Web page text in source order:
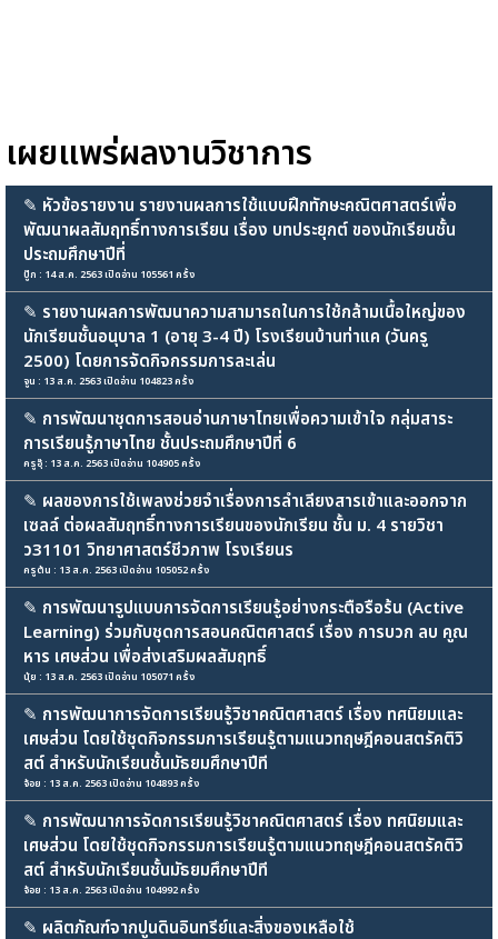
เผยแพร่ผลงานวิชาการ
✎ หัวข้อรายงาน รายงานผลการใช้แบบฝึกทักษะคณิตศาสตร์เพื่อ
พัฒนาผลสัมฤทธิ์ทางการเรียน เรื่อง บทประยุกต์ ของนักเรียนชั้น
ประถมศึกษาปีที่
ปู๊ก : 14 ส.ค. 2563 เปิดอ่าน 105561 ครั้ง
✎ รายงานผลการพัฒนาความสามารถในการใช้กล้ามเนื้อใหญ่ของ
นักเรียนชั้นอนุบาล 1 (อายุ 3-4 ปี) โรงเรียนบ้านท่าแค (วันครู
2500) โดยการจัดกิจกรรมการละเล่น
จูน : 13 ส.ค. 2563 เปิดอ่าน 104823 ครั้ง
✎ การพัฒนาชุดการสอนอ่านภาษาไทยเพื่อความเข้าใจ กลุ่มสาระ
การเรียนรู้ภาษาไทย ชั้นประถมศึกษาปีที่ 6
ครูอุ๊ : 13 ส.ค. 2563 เปิดอ่าน 104905 ครั้ง
✎ ผลของการใช้เพลงช่วยจำเรื่องการลำเลียงสารเข้าและออกจาก
เซลล์ ต่อผลสัมฤทธิ์ทางการเรียนของนักเรียน ชั้น ม. 4 รายวิชา
ว31101 วิทยาศาสตร์ชีวภาพ โรงเรียนร
ครูต้น : 13 ส.ค. 2563 เปิดอ่าน 105052 ครั้ง
✎ การพัฒนารูปแบบการจัดการเรียนรู้อย่างกระตือรือร้น (Active
Learning) ร่วมกับชุดการสอนคณิตศาสตร์ เรื่อง การบวก ลบ คูณ
หาร เศษส่วน เพื่อส่งเสริมผลสัมฤทธิ์
นุ้ย : 13 ส.ค. 2563 เปิดอ่าน 105071 ครั้ง
✎ การพัฒนาการจัดการเรียนรู้วิชาคณิตศาสตร์ เรื่อง ทศนิยมและ
เศษส่วน โดยใช้ชุดกิจกรรมการเรียนรู้ตามแนวทฤษฎีคอนสตรัคติวิ
สต์ สำหรับนักเรียนชั้นมัธยมศึกษาปีที
จ้อย : 13 ส.ค. 2563 เปิดอ่าน 104893 ครั้ง
✎ การพัฒนาการจัดการเรียนรู้วิชาคณิตศาสตร์ เรื่อง ทศนิยมและ
เศษส่วน โดยใช้ชุดกิจกรรมการเรียนรู้ตามแนวทฤษฎีคอนสตรัคติวิ
สต์ สำหรับนักเรียนชั้นมัธยมศึกษาปีที
จ้อย : 13 ส.ค. 2563 เปิดอ่าน 104992 ครั้ง
✎ ผลิตภัณฑ์จากปูนดินอินทรีย์และสิ่งของเหลือใช้